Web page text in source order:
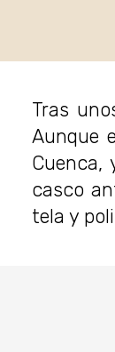
Tras
Aunque
Cuenca,
casco
tela y